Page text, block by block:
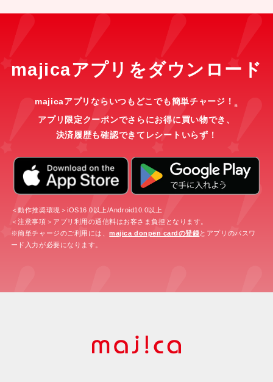
majicaアプリをダウンロード
majicaアプリならいつもどこでも簡単チャージ！ ※
アプリ限定クーポンでさらにお得に買い物でき、
決済履歴も確認できてレシートいらず！
＜動作推奨環境＞iOS16.0以上/Android10.0以上
＜注意事項＞アプリ利用の通信料はお客さま負担となります。
※簡単チャージのご利用には、majica donpen cardの登録とアプリのパスワ
ード入力が必要になります。